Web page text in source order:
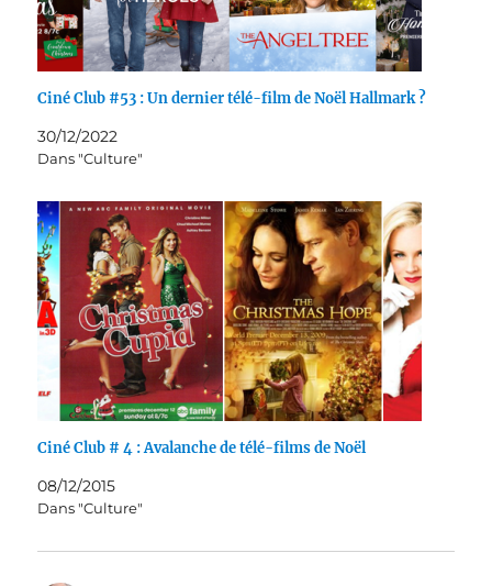
Ciné Club #53 : Un dernier télé-film de Noël Hallmark ?
30/12/2022
Dans "Culture"
Ciné Club # 4 : Avalanche de télé-films de Noël
08/12/2015
Dans "Culture"